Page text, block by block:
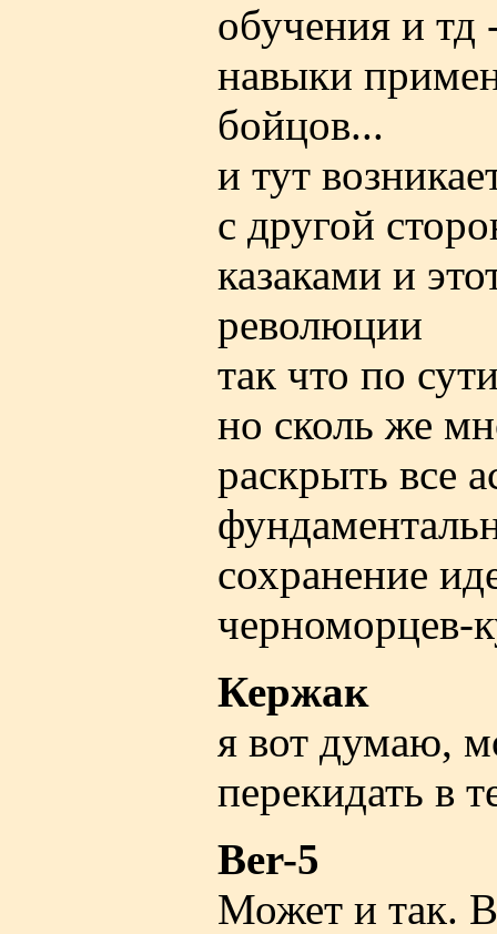
обучения и тд
навыки
бойцов...
и тут
с другой
казаками и
революции
так что по
но сколь же
раскрыть все
сохранение
черноморцев-
Кержак
я вот думаю,
перекидать в
Ber-5
Может и так.